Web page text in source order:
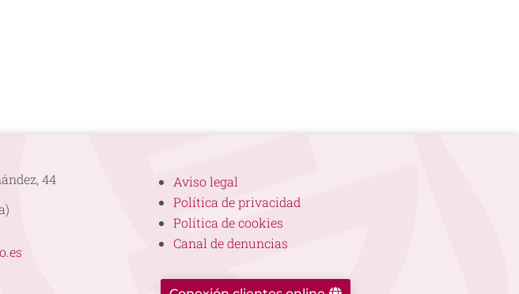
44
Aviso legal
Política de privacidad
Política de cookies
Canal de denuncias